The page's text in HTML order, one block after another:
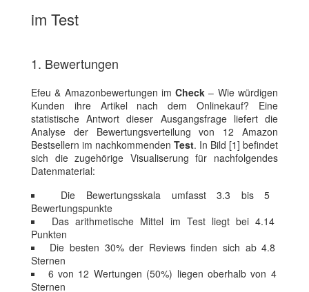
im Test
1. Bewertungen
Efeu & Amazonbewertungen imCheck – Wie würdigen
Kunden ihre Artikel nach dem Onlinekauf? Eine
statistische Antwort dieser Ausgangsfrage liefert die
Analyse der Bewertungsverteilung von 12 Amazon
Bestsellern im nachkommenden Test. In Bild [1] befindet
sich die zugehörige Visualiserung für nachfolgendes
Datenmaterial:
Die Bewertungsskala umfasst 3.3 bis 5
Bewertungspunkte
Das arithmetische Mittel im Test liegt bei 4.14
Punkten
Die besten 30% der Reviews finden sich ab 4.8
Sternen
6 von 12 Wertungen (50%) liegen oberhalb von 4
Sternen